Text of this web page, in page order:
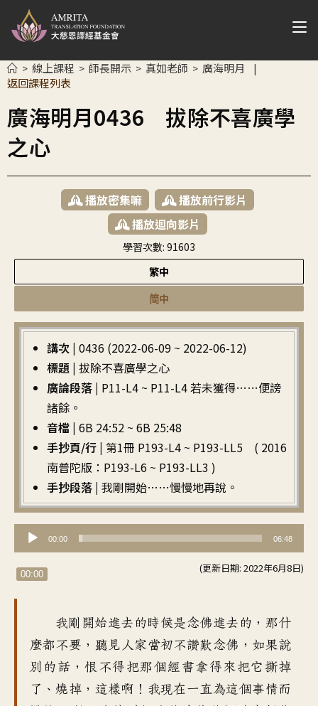
> 線上課程 > 師長開示 > 真如老師 > 廣海明月 |
返回課程列表
廣海明月0436 拔除不喜廣學
之心
播放密集嘛
播放前行影片
播放迴向影片
學習次數: 91603
繁中
简中
講次 | 0436 (2022-06-09 ~ 2022-06-12)
標題 | 拔除不喜廣學之心
廣論段落 | P11-L4 ~ P11-L4 若未獲得……便謗
諸餘。
音檔 | 6B 24:52 ~ 6B 25:48
手抄頁/行 | 第1冊 P193-L4 ~ P193-LL5 ( 2016
南普陀版：P193-L6 ~ P193-LL3 )
手抄段落 | 我剛開始……慢慢地再說。
訊
播
00:00 06:48
(更新日期: 2022年6月8日)
00:00
我剛開始進去的時候是念佛進去的 ， 那什
麼都不要 ， 聽見人家當初不讚歎念佛 ， 如果說
別的話 ， 恨不得把那個經書拿得來把它撕掉
了、燒掉 ， 這樣啊 ！ 我現在一直為這個事情而